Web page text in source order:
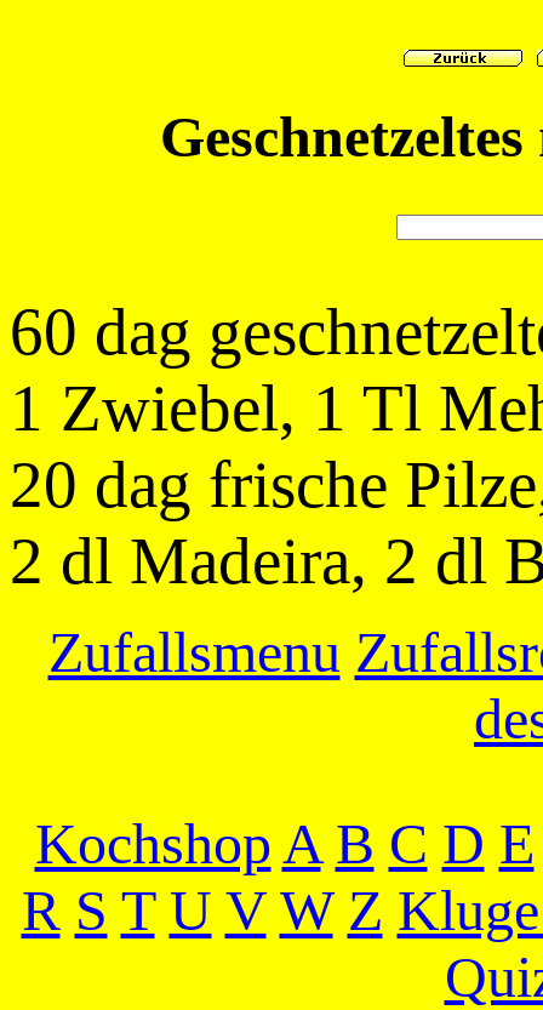
60 dag
1 Zwiebel, 1 Tl
20 dag frische
2 dl Madeira, 2 dl
Zufallsmenu
KochshopA B C D E
R S T U V W Z